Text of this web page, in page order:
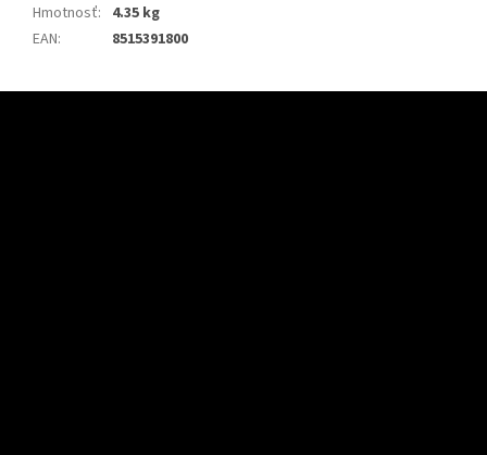
Hmotnosť: 4.35 kg
EAN: 8515391800